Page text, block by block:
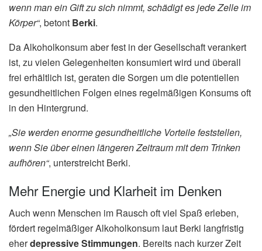
wenn man ein Gift zu sich nimmt, schädigt es jede Zelle im
Körper“, betont Berki.
Da Alkoholkonsum aber fest in der Gesellschaft verankert
ist, zu vielen Gelegenheiten konsumiert wird und überall
frei erhältlich ist, geraten die Sorgen um die potentiellen
gesundheitlichen Folgen eines regelmäßigen Konsums oft
in den Hintergrund.
„Sie werden enorme gesundheitliche Vorteile feststellen,
wenn Sie über einen längeren Zeitraum mit dem Trinken
aufhören“, unterstreicht Berki.
Mehr Energie und Klarheit im Denken
Auch wenn Menschen im Rausch oft viel Spaß erleben,
fördert regelmäßiger Alkoholkonsum laut Berki langfristig
eherdepressive Stimmungen. Bereits nach kurzer Zeit